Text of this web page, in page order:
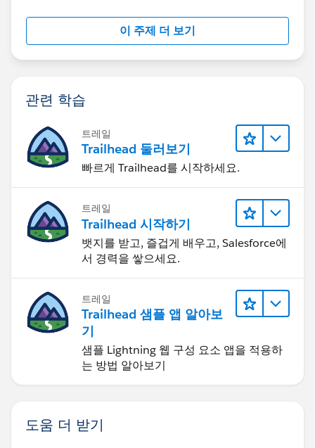
이 주제 더 보기
관련 학습
트레일
Trailhead 둘러보기
빠르게 Trailhead를 시작하세요.
트레일
Trailhead 시작하기
뱃지를 받고, 즐겁게 배우고, Salesforce에
서 경력을 쌓으세요.
트레일
Trailhead 샘플 앱 알아보
기
샘플 Lightning 웹 구성 요소 앱을 적용하
는 방법 알아보기
도움 더 받기